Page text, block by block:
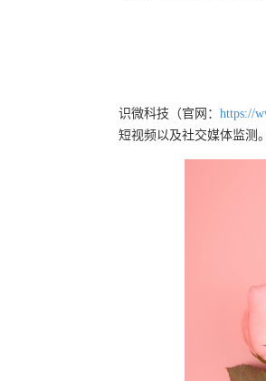
识微科技（官网： https://
短视频以及社交媒体监测。